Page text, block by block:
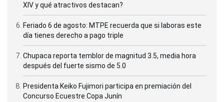
XIV y qué atractivos destacan?
Feriado 6 de agosto: MTPE recuerda que si laboras este
día tienes derecho a pago triple
Chupaca reporta temblor de magnitud 3.5, media hora
después del fuerte sismo de 5.0
Presidenta Keiko Fujimori participa en premiación del
Concurso Ecuestre Copa Junín